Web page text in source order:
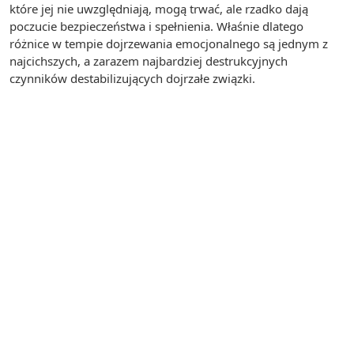
które jej nie uwzględniają, mogą trwać, ale rzadko dają
poczucie bezpieczeństwa i spełnienia. Właśnie dlatego
różnice w tempie dojrzewania emocjonalnego są jednym z
najcichszych, a zarazem najbardziej destrukcyjnych
czynników destabilizujących dojrzałe związki.